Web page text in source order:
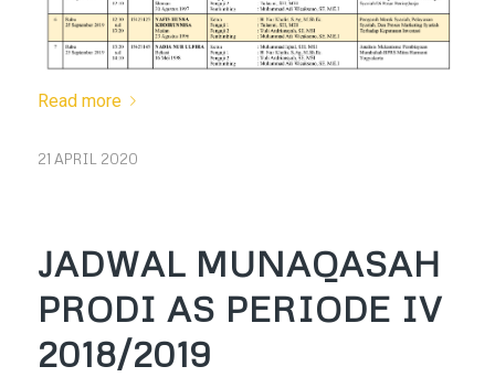
Read more
21 APRIL 2020
JADWAL MUNAQASAH
PRODI AS PERIODE IV
2018/2019